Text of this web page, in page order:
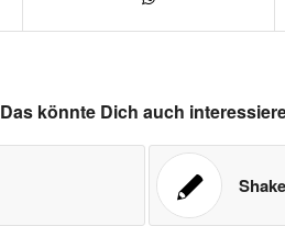
Das könnte Dich auch